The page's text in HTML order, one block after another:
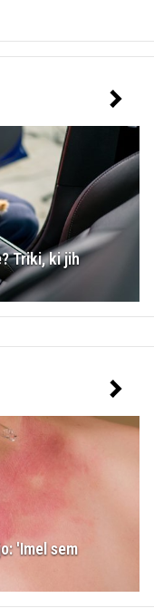
Triki, ki jih
'Imel sem